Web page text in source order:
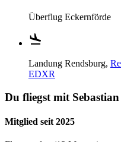
Überflug Eckernförde
Landung Rendsburg,
EDXR
Du fliegst mit Sebastian
Mitglied seit 2025